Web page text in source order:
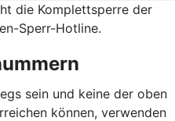
die Komplettsperre der
Sperr-Hotline.
sein und keine der oben
können, verwenden